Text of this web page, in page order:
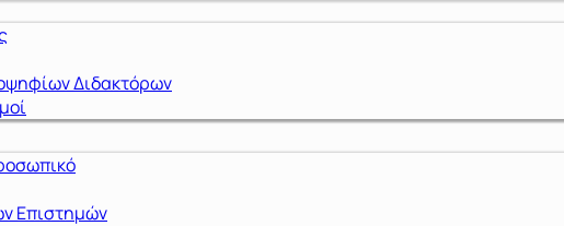
Διδακτόρων
Επιστημών